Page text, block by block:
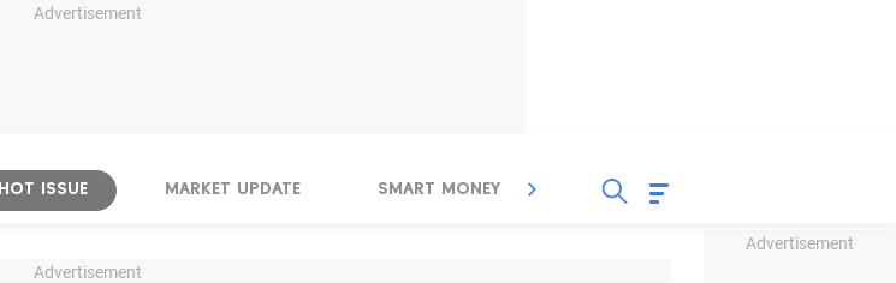
Advertisement
Advertisement
HOT ISSUE MARKET UPDATE SMART MONEY INSPIRASI BISNIS
Advertisement